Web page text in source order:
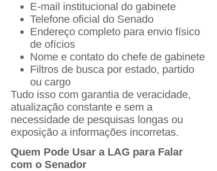
E-mail institucional do gabinete
Telefone oficial do Senado
Endereço completo para envio físico
de ofícios
Nome e contato do chefe de gabinete
Filtros de busca por estado, partido
ou cargo
Tudo isso com garantia de veracidade,
atualização constante e sem a
necessidade de pesquisas longas ou
exposição a informações incorretas.
Quem Pode Usar a LAG para Falar
com o Senador